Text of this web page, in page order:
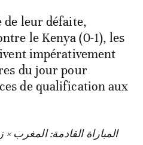
de leur défaite,
le Kenya (0-1), les
impérativement
du jour pour
de qualification aux
المباراة القادمة: المغرب ×